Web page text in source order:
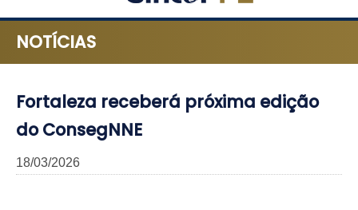
Sindicato
Corretores
Seguros
NOTÍCIAS
Fortaleza receberá próxima edição
do ConsegNNE
18/03/2026